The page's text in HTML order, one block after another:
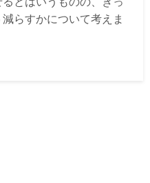
らすかについて考えま